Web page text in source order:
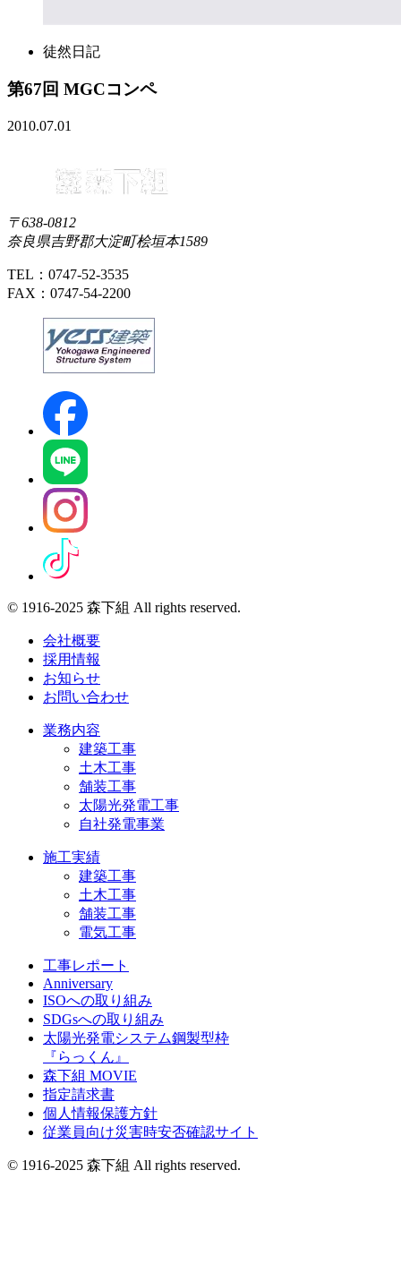
徒然日記
第67回 MGCコンペ
2010.07.01
〒638-0812
奈良県吉野郡大淀町桧垣本1589
TEL：0747-52-3535
FAX：0747-54-2200
© 1916-2025 森下組 All rights reserved.
会社概要
採用情報
お知らせ
お問い合わせ
業務内容
建築工事
土木工事
舗装工事
太陽光発電工事
自社発電事業
施工実績
建築工事
土木工事
舗装工事
電気工事
工事レポート
Anniversary
ISOへの取り組み
SDGsへの取り組み
太陽光発電システム鋼製型枠
『らっくん』
森下組 MOVIE
指定請求書
個人情報保護方針
従業員向け災害時安否確認サイト
© 1916-2025 森下組 All rights reserved.